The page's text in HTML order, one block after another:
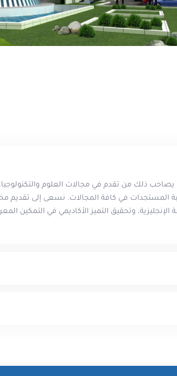
يصاحب ذلك من تقدم في مجالات العلوم
المستجدات في كافة المجالات. نسعى إلى تقديم
وتحقيق التميز الأكاديمي في التمكين